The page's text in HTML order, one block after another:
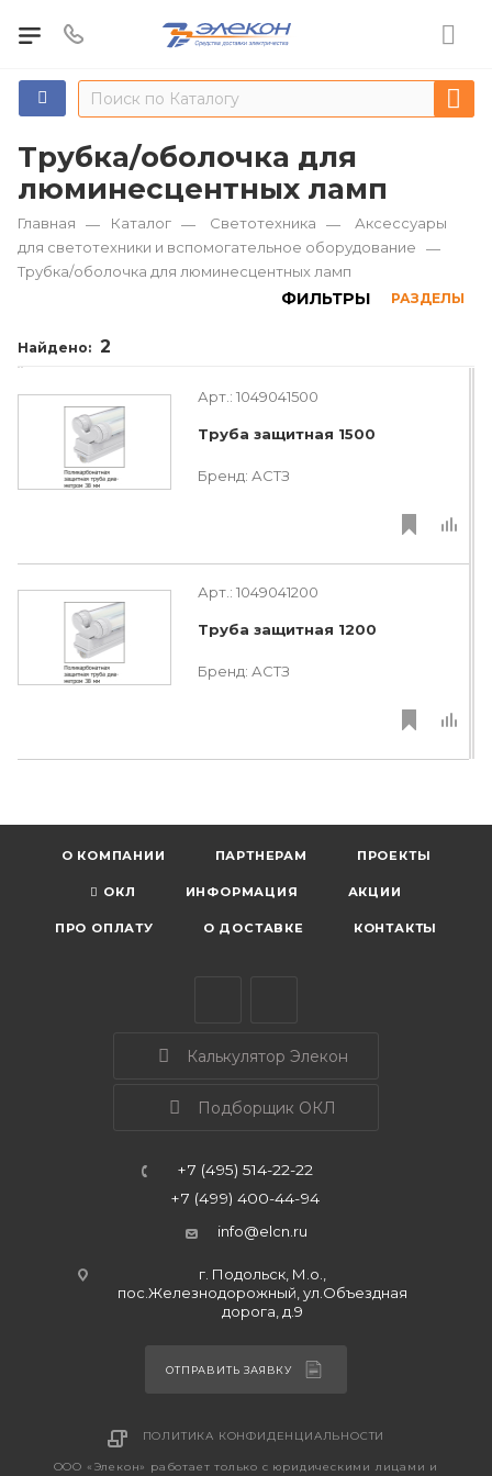
Трубка/оболочка для
люминесцентных ламп
Главная — Каталог — Светотехника —
Аксессуары
для светотехники и вспомогательное оборудование
—
Трубка/оболочка для люминесцентных ламп
ФИЛЬТРЫ РАЗДЕЛЫ
Найдено: 2
Арт.:1049041500
Труба защитная 1500
Бренд:АСТЗ
Арт.:1049041200
Труба защитная 1200
Бренд:АСТЗ
О КОМПАНИИ ПАРТНЕРАМ ПРОЕКТЫ
ОКЛ ИНФОРМАЦИЯ АКЦИИ
ПРО ОПЛАТУ О ДОСТАВКЕ КОНТАКТЫ
Калькулятор Элекон
Подборщик ОКЛ
+7 (495) 514-22-22
+7 (499) 400-44-94
info@elcn.ru
г. Подольск, М.о.,
пос.Железнодорожный, ул.Объездная
дорога, д.9
ОТПРАВИТЬ ЗАЯВКУ
ПОЛИТИКА КОНФИДЕНЦИАЛЬНОСТИ
ООО «Элекон» работает только с юридическими лицами и